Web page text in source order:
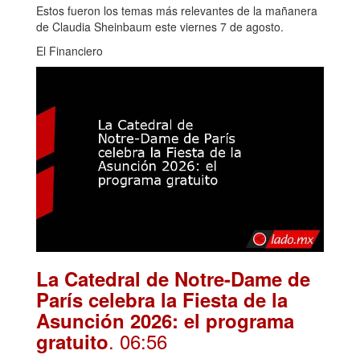
Estos fueron los temas más relevantes de la mañanera
de Claudia Sheinbaum este viernes 7 de agosto.
El Financiero
La Catedral de Notre-Dame de
París celebra la Fiesta de la
Asunción 2026: el programa
gratuito. 06:56